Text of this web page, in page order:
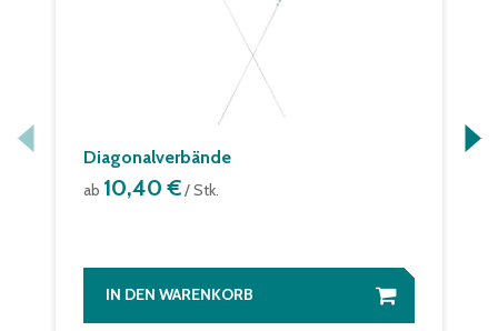
Diagonalverbände
ab 10,40 €/ Stk.
IN DEN WARENKORB